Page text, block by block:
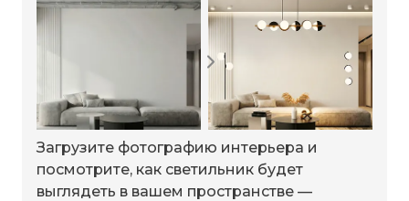
Загрузите фотографию интерьера и
посмотрите, как светильник будет
выглядеть в вашем пространстве —